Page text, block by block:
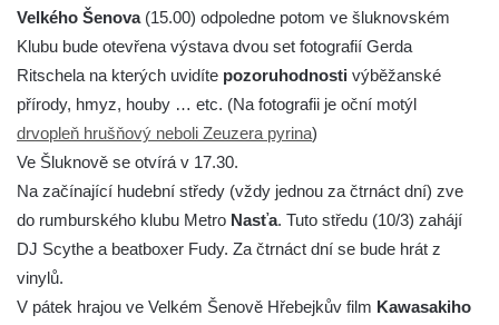
Velkého Šenova(15.00) odpoledne potom ve šluknovském
Klubu bude otevřena výstava dvou set fotografií Gerda
Ritschela na kterých uvidíte pozoruhodnosti výběžanské
přírody, hmyz, houby … etc. (Na fotografii je oční motýl
drvopleň hrušňový neboli Zeuzera pyrina)
Ve Šluknově se otvírá v 17.30.
Na začínající hudební středy (vždy jednou za čtrnáct dní) zve
do rumburského klubu Metro Nasťa. Tuto středu (10/3) zahájí
DJ Scythe a beatboxer Fudy. Za čtrnáct dní se bude hrát z
vinylů.
V pátek hrajou ve Velkém Šenově Hřebejkův film Kawasakiho